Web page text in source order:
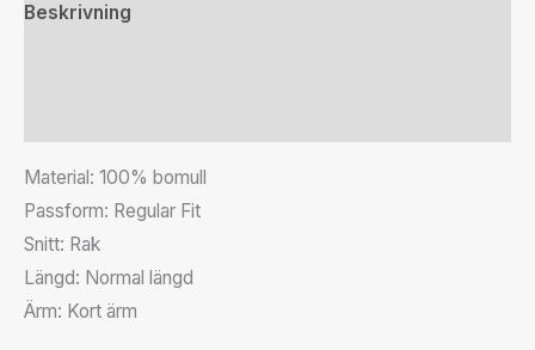
Beskrivning
Material: 100% bomull
Passform: Regular Fit
Snitt: Rak
Längd: Normal längd
Ärm: Kort ärm